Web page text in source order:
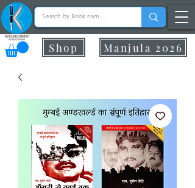
Manjula 2026
Shop